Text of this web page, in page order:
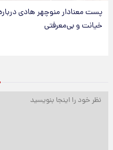
پست معنادار منوچهر هادی درباره
خیانت و بی‌معرفتی